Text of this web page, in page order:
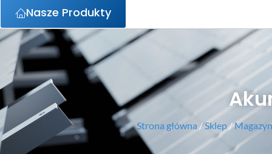
Nasze Produkty
Strona główna /Sklep/